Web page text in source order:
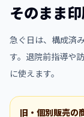
そのまま
急ぐ日は、構成済
す。退院前指導や
に使えます。
旧・個別販売の